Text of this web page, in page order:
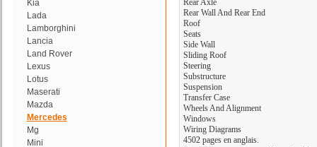
Kia
Lada
Lamborghini
Lancia
Land Rover
Lexus
Lotus
Maserati
Mazda
Mercedes
Mg
Mini
Rear Axle
Rear Wall And Rear End
Roof
Seats
Side Wall
Sliding Roof
Steering
Substructure
Suspension
Transfer Case
Wheels And Alignment
Windows
Wiring Diagrams
4502 pages en anglais.